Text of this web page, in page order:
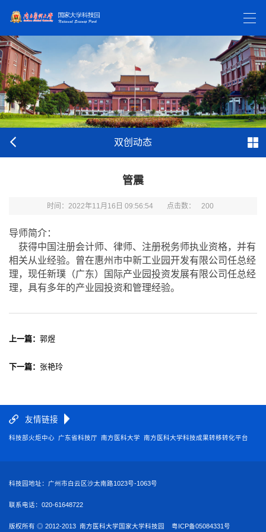
双创动态
管震
时间：2022年11月16日 09:56:54 点击数： 200
导师简介：
获得中国注册会计师、律师、注册税务师执业资格，并有
相关从业经验。曾在惠州市中新工业园开发有限公司任总经
理，现任新璞（广东）国际产业园投资发展有限公司任总经
理，具有多年的产业园投资和管理经验。
上一篇： 郭煜
下一篇： 张艳玲
友情链接
科技部火炬中心 广东省科技厅 南方医科大学 南方医科大学科技成果转移转化平台
科技园地址：广州市白云区沙太南路1023号-1063号
联系电话：020-61648722
版权所有 ◎ 2012-2013 南方医科大学国家大学科技园 粤ICP备05084331号